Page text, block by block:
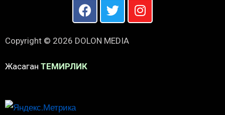
Copyright © 2026 DOLON MEDIA
Жасаган ТЕМИРЛИК